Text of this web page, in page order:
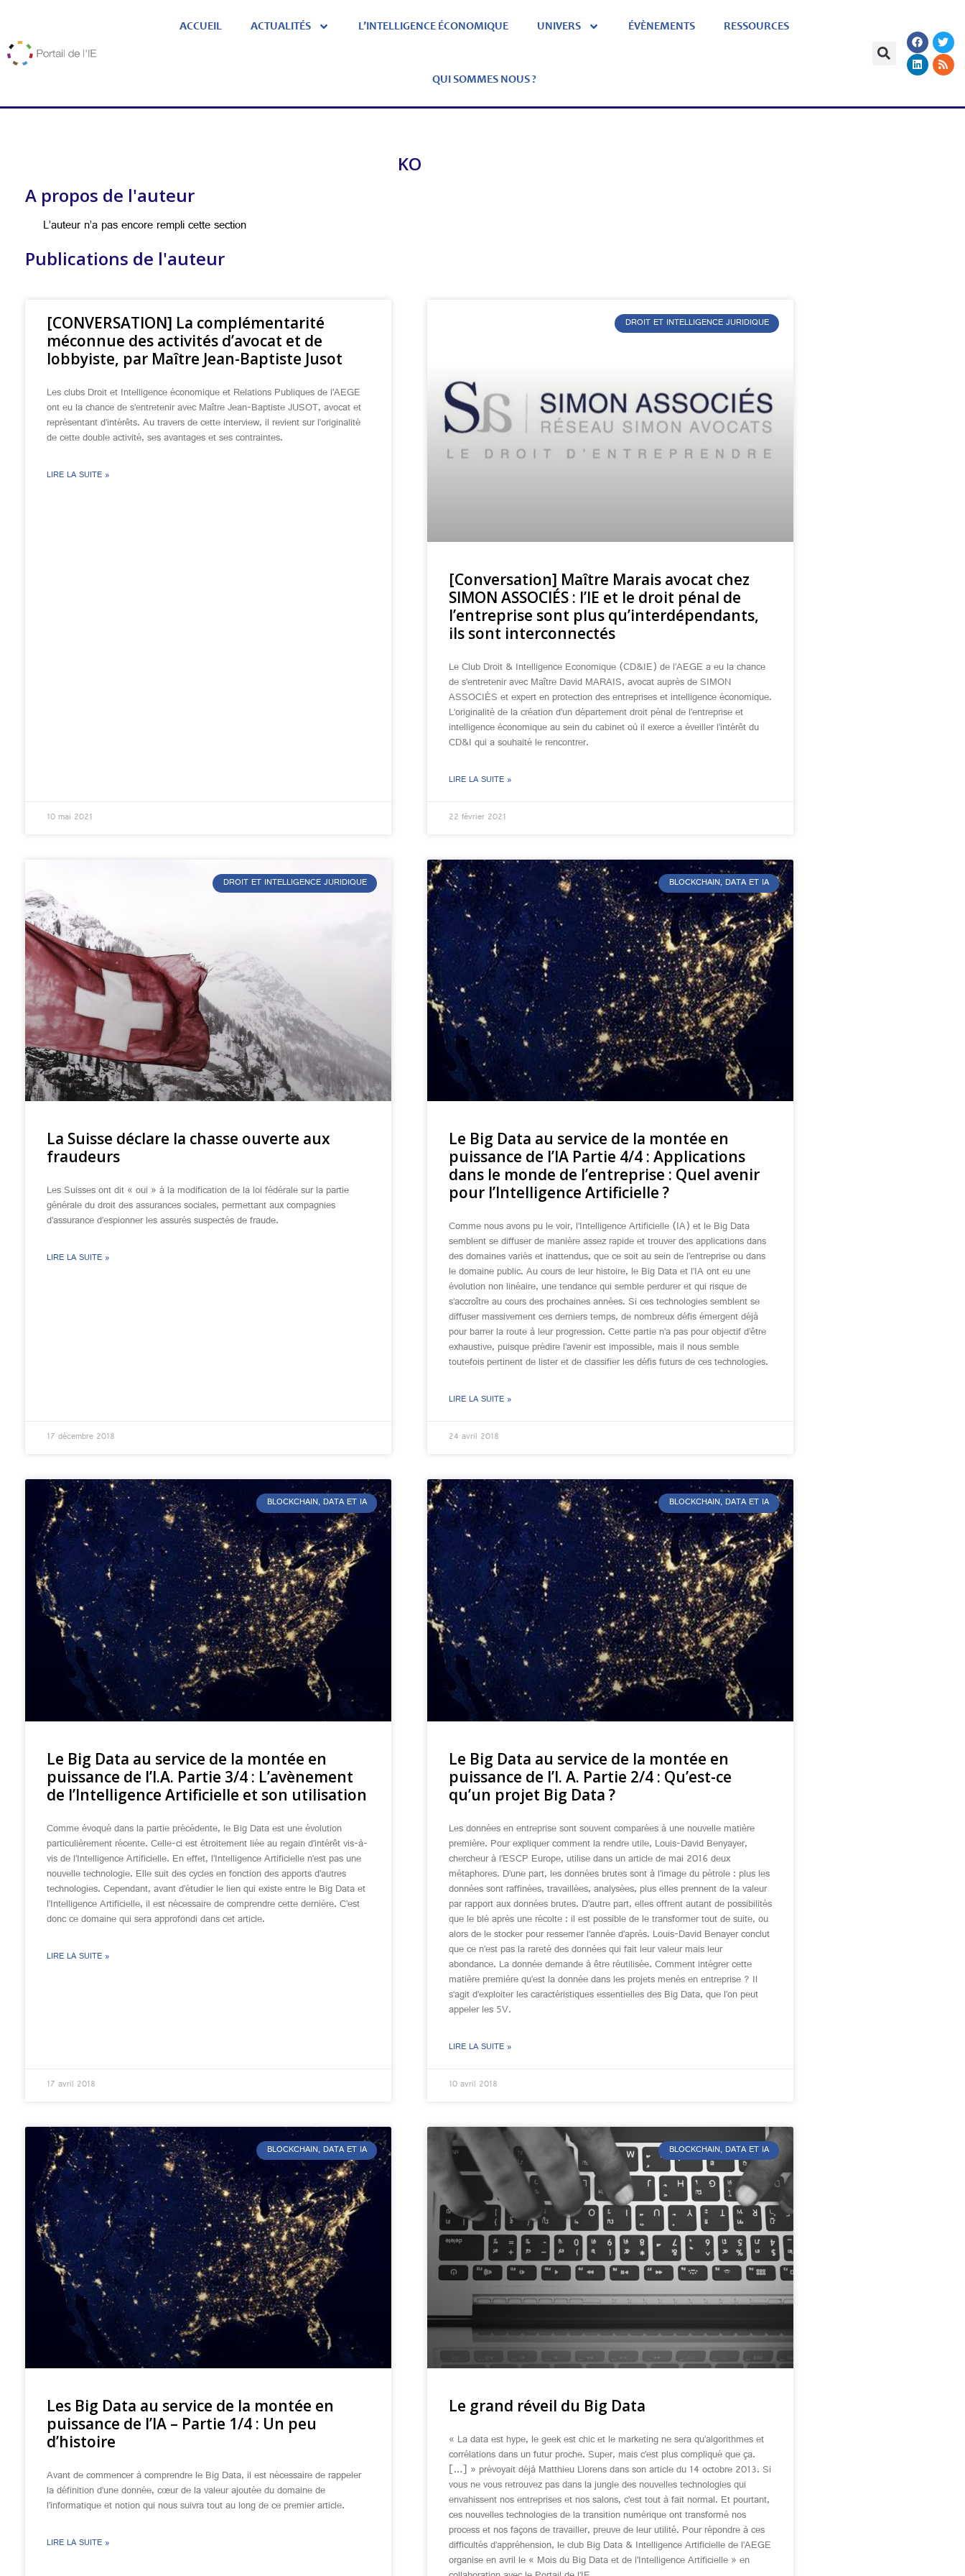
ACCUEIL ACTUALITÉS L’INTELLIGENCE ÉCONOMIQUE UNIVERS ÉVÈNEMENTS RESSOURCES
QUI SOMMES NOUS ?
KO
A propos de l'auteur
L’auteur n’a pas encore rempli cette section
Publications de l'auteur
[CONVERSATION] La complémentarité
méconnue des activités d’avocat et de
lobbyiste, par Maître Jean-Baptiste Jusot
Les clubs Droit et Intelligence économique et Relations Publiques de l’AEGE
ont eu la chance de s’entretenir avec Maître Jean-Baptiste JUSOT, avocat et
représentant d’intérêts. Au travers de cette interview, il revient sur l’originalité
de cette double activité, ses avantages et ses contraintes.
LIRE LA SUITE »
10 mai 2021
DROIT ET INTELLIGENCE JURIDIQUE
[Conversation] Maître Marais avocat chez
SIMON ASSOCIÉS : l’IE et le droit pénal de
l’entreprise sont plus qu’interdépendants,
ils sont interconnectés
Le Club Droit & Intelligence Economique (CD&IE) de l’AEGE a eu la chance
de s’entretenir avec Maître David MARAIS, avocat auprès de SIMON
ASSOCIÉS et expert en protection des entreprises et intelligence économique.
L’originalité de la création d’un département droit pénal de l’entreprise et
intelligence économique au sein du cabinet où il exerce a éveiller l’intérêt du
CD&I qui a souhaité le rencontrer.
LIRE LA SUITE »
22 février 2021
DROIT ET INTELLIGENCE JURIDIQUE
La Suisse déclare la chasse ouverte aux
fraudeurs
Les Suisses ont dit « oui » à la modification de la loi fédérale sur la partie
générale du droit des assurances sociales, permettant aux compagnies
d’assurance d’espionner les assurés suspectés de fraude.
LIRE LA SUITE »
17 décembre 2018
BLOCKCHAIN, DATA ET IA
Le Big Data au service de la montée en
puissance de l’IA Partie 4/4 : Applications
dans le monde de l’entreprise : Quel avenir
pour l’Intelligence Artificielle ?
Comme nous avons pu le voir, l’Intelligence Artificielle (IA) et le Big Data
semblent se diffuser de manière assez rapide et trouver des applications dans
des domaines variés et inattendus, que ce soit au sein de l’entreprise ou dans
le domaine public. Au cours de leur histoire, le Big Data et l’IA ont eu une
évolution non linéaire, une tendance qui semble perdurer et qui risque de
s’accroître au cours des prochaines années. Si ces technologies semblent se
diffuser massivement ces derniers temps, de nombreux défis émergent déjà
pour barrer la route à leur progression. Cette partie n’a pas pour objectif d’être
exhaustive, puisque prédire l’avenir est impossible, mais il nous semble
toutefois pertinent de lister et de classifier les défis futurs de ces technologies.
LIRE LA SUITE »
24 avril 2018
BLOCKCHAIN, DATA ET IA
Le Big Data au service de la montée en
puissance de l’I.A. Partie 3/4 : L’avènement
de l’Intelligence Artificielle et son utilisation
Comme évoqué dans la partie précédente, le Big Data est une évolution
particulièrement récente. Celle-ci est étroitement liée au regain d’intérêt vis-à-
vis de l’Intelligence Artificielle. En effet, l’Intelligence Artificielle n’est pas une
nouvelle technologie. Elle suit des cycles en fonction des apports d’autres
technologies. Cependant, avant d’étudier le lien qui existe entre le Big Data et
l’Intelligence Artificielle, il est nécessaire de comprendre cette dernière. C’est
donc ce domaine qui sera approfondi dans cet article.
LIRE LA SUITE »
17 avril 2018
BLOCKCHAIN, DATA ET IA
Le Big Data au service de la montée en
puissance de l’I. A. Partie 2/4 : Qu’est-ce
qu’un projet Big Data ?
Les données en entreprise sont souvent comparées à une nouvelle matière
première. Pour expliquer comment la rendre utile, Louis-David Benyayer,
chercheur à l’ESCP Europe, utilise dans un article de mai 2016 deux
métaphores. D’une part, les données brutes sont à l’image du pétrole : plus les
données sont raffinées, travaillées, analysées, plus elles prennent de la valeur
par rapport aux données brutes. D’autre part, elles offrent autant de possibilités
que le blé après une récolte : il est possible de le transformer tout de suite, ou
alors de le stocker pour ressemer l’année d’après. Louis-David Benayer conclut
que ce n’est pas la rareté des données qui fait leur valeur mais leur
abondance. La donnée demande à être réutilisée. Comment intégrer cette
matière première qu’est la donnée dans les projets menés en entreprise ? Il
s‘agit d’exploiter les caractéristiques essentielles des Big Data, que l’on peut
appeler les 5V.
LIRE LA SUITE »
10 avril 2018
BLOCKCHAIN, DATA ET IA
Les Big Data au service de la montée en
puissance de l’IA – Partie 1/4 : Un peu
d’histoire
Avant de commencer à comprendre le Big Data, il est nécessaire de rappeler
la définition d’une donnée, cœur de la valeur ajoutée du domaine de
l’informatique et notion qui nous suivra tout au long de ce premier article.
LIRE LA SUITE »
BLOCKCHAIN, DATA ET IA
Le grand réveil du Big Data
« La data est hype, le geek est chic et le marketing ne sera qu’algorithmes et
corrélations dans un futur proche. Super, mais c’est plus compliqué que ça.
[…] » prévoyait déjà Matthieu Llorens dans son article du 14 octobre 2013. Si
vous ne vous retrouvez pas dans la jungle des nouvelles technologies qui
envahissent nos entreprises et nos salons, c’est tout à fait normal. Et pourtant,
ces nouvelles technologies de la transition numérique ont transformé nos
process et nos façons de travailler, preuve de leur utilité. Pour répondre à ces
difficultés d’appréhension, le club Big Data & Intelligence Artificielle de l’AEGE
organise en avril le « Mois du Big Data et de l’Intelligence Artificielle » en